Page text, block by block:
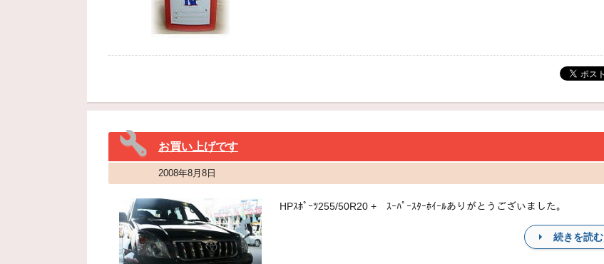
お買い上げです
2008年8月8日
HPｽﾎﾟｰﾂ255/50R20 + ｽｰﾊﾟｰｽﾀｰﾎｲｰﾙありがとうございました。
続きを読む